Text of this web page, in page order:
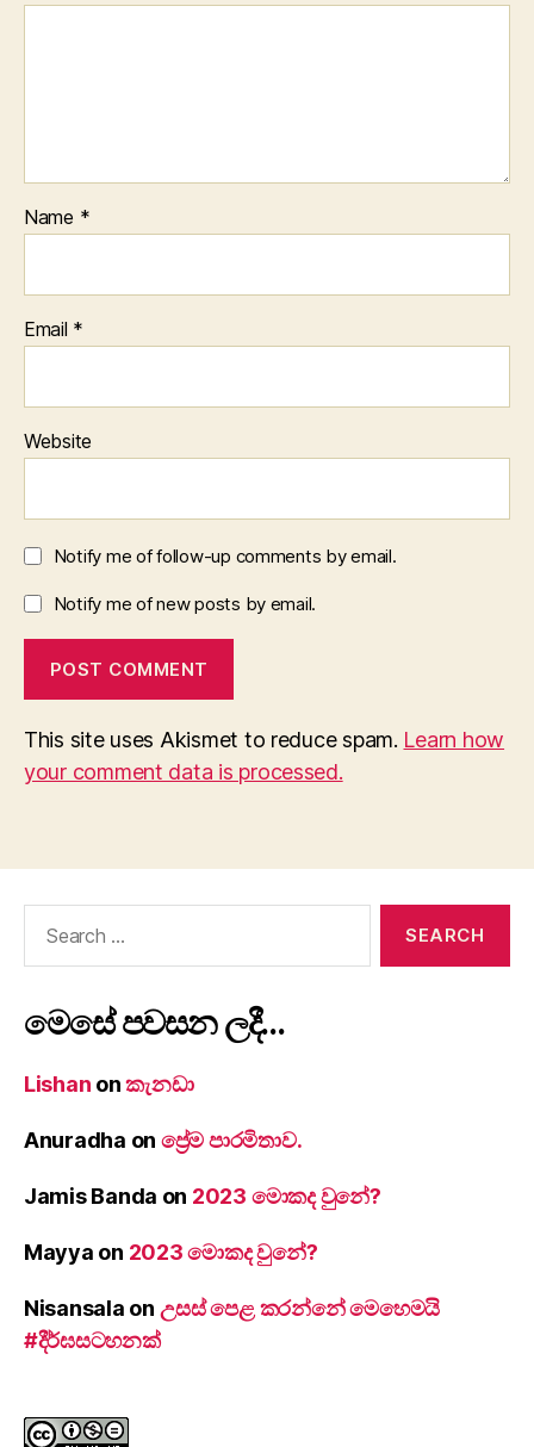
Name *
Email *
Website
Notify me of follow-up comments by email.
Notify me of new posts by email.
This site uses Akismet to reduce spam. Learn how
your comment data is processed.
මෙසේ පවසන ලදී…
Lishan onකැනඩා
Anuradha on ප්‍රේම පාරමිතාව.
Jamis Banda on 2023 මොකද වුනේ?
Mayya on 2023 මොකද වුනේ?
Nisansala on උසස් පෙළ කරන්නේ මෙහෙමයි
#දීර්ඝසටහනක්